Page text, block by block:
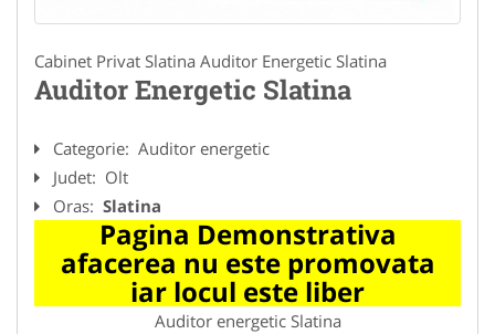
Cabinet Privat Slatina Auditor Energetic Slatina
Auditor Energetic Slatina
Categorie: Auditor energetic
Judet: Olt
Oras: Slatina
Pagina Demonstrativa
afacerea nu este promovata
iar locul este liber
Auditor energetic Slatina